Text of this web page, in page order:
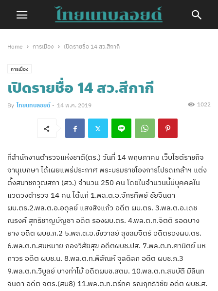
Home การเมือง เปิดรายชื่อ 14 สว.สีกากี
การเมือง
เปิดรายชื่อ 14 สว.สีกากี
By ไทยแทบลอยด์ - 14 พ.ค. 2019 1022
ที่สำนักงานตำรวจแห่งชาติ(ตร.) วันที่ 14 พฤษภาคม เว็บไซต์ราชกิจ
จานุเบกษา ได้เผยแพร่ประกาศ พระบรมราชโองการโปรดเกล้าฯ แต่ง
ตั้งสมาชิกวุฒิสภา (สว.) จำนวน 250 คน โดยในจำนวนนี้มีบุคคลใน
แวดวงตำรวจ 14 คน ได้แก่ 1.พล.ต.อ.จักรทิพย์ ชัยจินดา
ผบ.ตร.2.พล.ต.อ.อดุลย์ แสงสิงแก้ว อดีต ผบ.ตร. 3.พล.ต.อ.เดช
ณรงค์ สุทธิชาญบัญชา อดีต รองผบ.ตร. 4.พล.ต.ท.จิตติ รอดบาง
ยาง อดีต ผบช.ภ.2 5.พล.ต.อ.ชัชวาลย์ สุขสมจิตร์ อดีตรองผบ.ตร.
6.พล.ต.ท.สมหมาย กองวิสัยสุข อดีตผบช.ปส. 7.พล.ต.ท.ศานิตย์ มห
ถาวร อดีต ผบช.น. 8.พล.ต.ท.พิสัณห์ จุลดิลก อดีต ผบช.ภ.3
9.พล.ต.ท.วิบูลย์ บางท่าไม้ อดีตผบช.สตม. 10.พล.ต.ท.สมบัติ มิลินท
จินดา อดีต จตร.(สบ8) 11.พล.ต.ท.ตรีทศ รณฤทธิวิชัย อดีต ผบช.ส.